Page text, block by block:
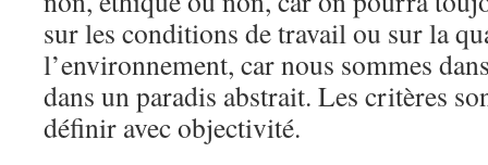
sur les conditions de travail ou sur la
l’environnement, car nous sommes
dans un paradis abstrait. Les critères
définir avec objectivité.